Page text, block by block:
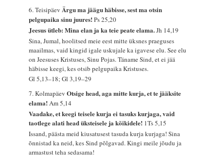
6. TeisipäevÄrgu ma jäägu häbisse, sest ma otsin
pelgupaika sinu juures!Ps 25,20
Jeesus ütleb: Mina elan ja ka teie peate elama.Jh 14,19
Sina, Jumal, hoolitsed meie eest mitte üksnes praeguses
maailmas, vaid kingid igale uskujale ka igavese elu. See elu
on Jeesuses Kristuses, Sinu Pojas. Täname Sind, et ei jää
häbisse keegi, kes otsib pelgupaika Kristuses.
Gl 5,13–18; Gl 3,19–29
7. KolmapäevOtsige head, aga mitte kurja, et te jääksite
elama! Am 5,14
Vaadake, et keegi teisele kurja ei tasuks kurjaga, vaid
taotlege alati head üksteisele ja kõikidele! 1Ts 5,15
Issand, päästa meid kiusatusest tasuda kurja kurjaga! Sina
õnnistad ka neid, kes Sind põlgavad. Kingi meile jõudu ja
armastust teha sedasama!